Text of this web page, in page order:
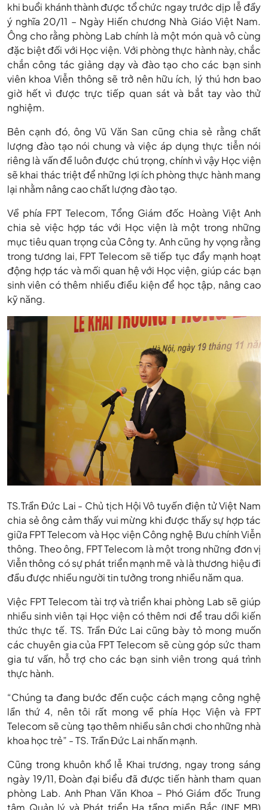
khi buổi khánh thành được tổ chức ngay trước dịp lễ đầy
ý nghĩa 20/11 – Ngày Hiến chương Nhà Giáo Việt Nam.
Ông cho rằng phòng Lab chính là một món quà vô cùng
đặc biệt đối với Học viện. Với phòng thực hành này, chắc
chắn công tác giảng dạy và đào tạo cho các bạn sinh
viên khoa Viễn thông sẽ trở nên hữu ích, lý thú hơn bao
giờ hết vì được trực tiếp quan sát và bắt tay vào thử
nghiệm.
Bên cạnh đó, ông Vũ Văn San cũng chia sẻ rằng chất
lượng đào tạo nói chung và việc áp dụng thực tiễn nói
riêng là vấn đề luôn được chú trọng, chính vì vậy Học viện
sẽ khai thác triệt để những lợi ích phòng thực hành mang
lại nhằm nâng cao chất lượng đào tạo.
Về phía FPT Telecom, Tổng Giám đốc Hoàng Việt Anh
chia sẻ việc hợp tác với Học viện là một trong những
mục tiêu quan trọng của Công ty. Anh cũng hy vọng rằng
trong tương lai, FPT Telecom sẽ tiếp tục đẩy mạnh hoạt
động hợp tác và mối quan hệ với Học viện, giúp các bạn
sinh viên có thêm nhiều điều kiện để học tập, nâng cao
kỹ năng.
TS.Trần Đức Lai - Chủ tịch Hội Vô tuyến điện tử Việt Nam
chia sẻ ông cảm thấy vui mừng khi được thấy sự hợp tác
giữa FPT Telecom và Học viện Công nghệ Bưu chính Viễn
thông. Theo ông, FPT Telecom là một trong những đơn vị
Viễn thông có sự phát triển mạnh mẽ và là thương hiệu đi
đầu được nhiều người tin tưởng trong nhiều năm qua.
Việc FPT Telecom tài trợ và triển khai phòng Lab sẽ giúp
nhiều sinh viên tại Học viện có thêm nơi để trau dồi kiến
thức thực tế. TS. Trần Đức Lai cũng bày tỏ mong muốn
các chuyên gia của FPT Telecom sẽ cùng góp sức tham
gia tư vấn, hỗ trợ cho các bạn sinh viên trong quá trình
thực hành.
“Chúng ta đang bước đến cuộc cách mạng công nghệ
lần thứ 4, nên tôi rất mong về phía Học Viện và FPT
Telecom sẽ cùng tạo thêm nhiều sân chơi cho những nhà
khoa học trẻ” - TS. Trần Đức Lai nhấn mạnh.
Cũng trong khuôn khổ lễ Khai trương, ngay trong sáng
ngày 19/11, Đoàn đại biểu đã được tiến hành tham quan
phòng Lab. Anh Phan Văn Khoa – Phó Giám đốc Trung
tâm Quản lý và Phát triển Hạ tầng miền Bắc (INF MB)